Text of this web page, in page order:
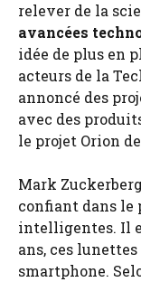
relever de la
avancées
idée de plus en
acteurs de la
annoncé des
avec des
le projet Orion
Mark
confiant dans le
intelligentes. Il
ans, ces
smartphone.